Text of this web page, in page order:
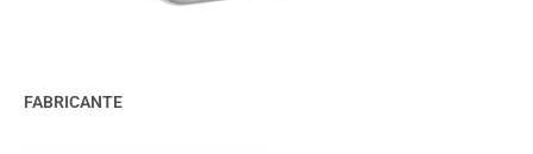
FABRICANTE